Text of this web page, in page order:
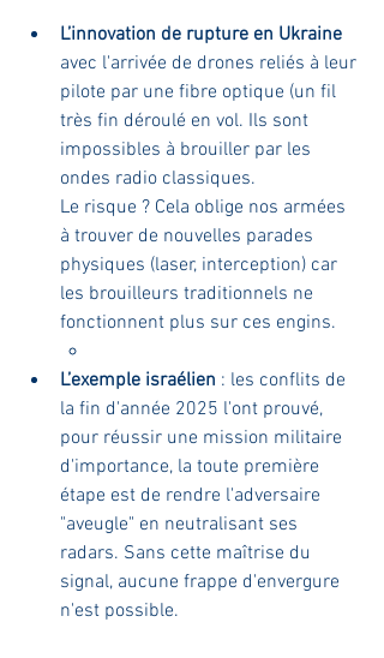
L’innovation de rupture en Ukraine
avec l'arrivée de drones reliés à leur
pilote par une fibre optique (un fil
très fin déroulé en vol. Ils sont
impossibles à brouiller par les
ondes radio classiques.
Le risque ? Cela oblige nos armées
à trouver de nouvelles parades
physiques (laser, interception) car
les brouilleurs traditionnels ne
fonctionnent plus sur ces engins.
L’exemple israélien : les conflits de
la fin d'année 2025 l'ont prouvé,
pour réussir une mission militaire
d'importance, la toute première
étape est de rendre l'adversaire
"aveugle" en neutralisant ses
radars. Sans cette maîtrise du
signal, aucune frappe d'envergure
n'est possible.